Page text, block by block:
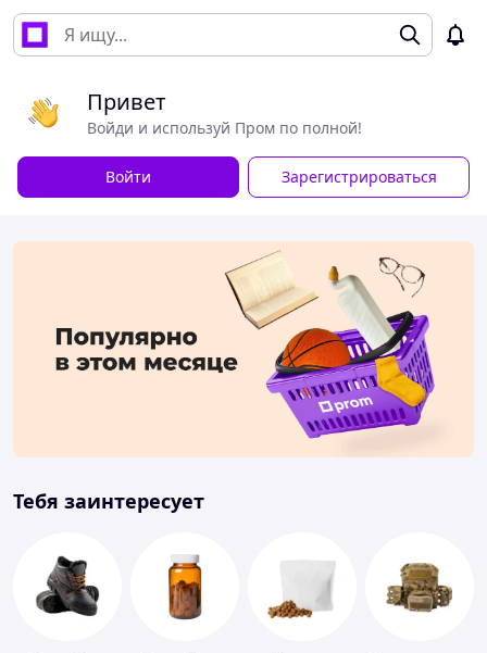
Привет
Войди и используй Пром по полной!
Войти Зарегистрироваться
Тебя заинтересует